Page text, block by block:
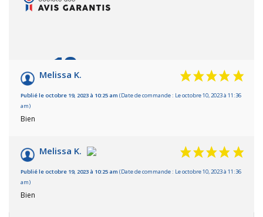
10/10
Basé sur 2 avis
Melissa K.
Publié le octobre 19, 2023 à 10:25 am (Date de commande : Le octobre 10, 2023 à 11:36
am)
Bien
Melissa K.
Publié le octobre 19, 2023 à 10:25 am (Date de commande : Le octobre 10, 2023 à 11:36
am)
Bien